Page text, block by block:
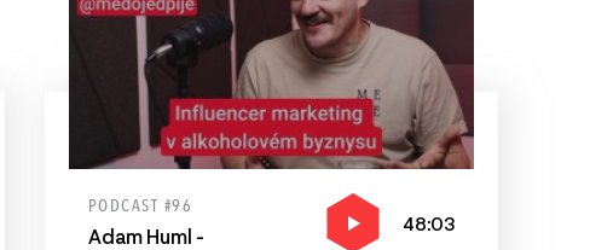
PODCAST #96
Adam Huml -
48:03